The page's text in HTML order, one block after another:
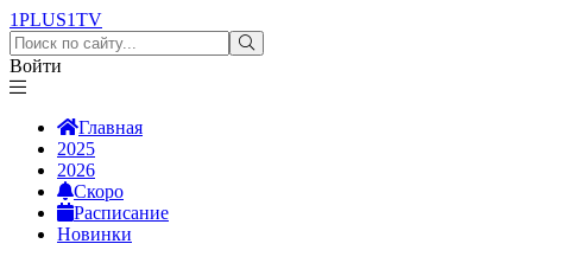
1PLUS1TV
Войти
Главная
2025
2026
Скоро
Расписание
Новинки